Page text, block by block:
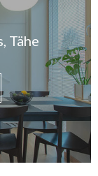
Tähe